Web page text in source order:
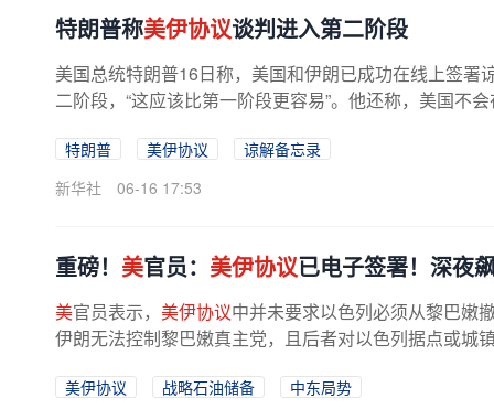
特朗普称美伊协议谈判进入第二阶段
美国总统特朗普16日称，美国和伊朗已成功在线上签署
二阶段，“这应该比第一阶段更容易”。他还称，美国不
特朗普 美伊协议
谅解备忘录
新华社
06-16 17:53
重磅！ 美官员： 美伊协议已电子签署！深夜
美官员表示， 美伊协议中并未要求以色列必须从黎巴嫩
伊朗无法控制黎巴嫩真主党，且后者对以色列据点或城
美伊协议 战略石油储备
中东局势